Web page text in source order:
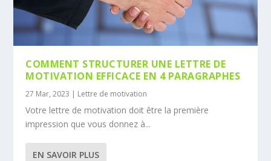
COMMENT STRUCTURER UNE LETTRE DE
MOTIVATION EFFICACE EN 4 PARAGRAPHES
27 Mar, 2023 | Lettre de motivation
Votre lettre de motivation doit être la première
impression que vous donnez à...
EN SAVOIR PLUS